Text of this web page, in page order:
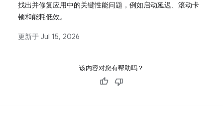
找出并修复应用中的关键性能问题，例如启动延迟、滚动卡
顿和能耗低效。
更新于 Jul 15, 2026
该内容对您有帮助吗？